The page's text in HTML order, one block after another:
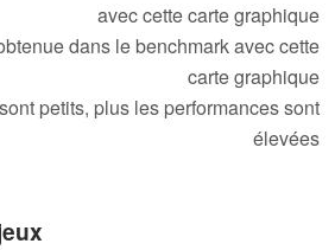
avec cette carte graphique
dans le benchmark avec cette
carte graphique
petits, plus les performances sont
élevées